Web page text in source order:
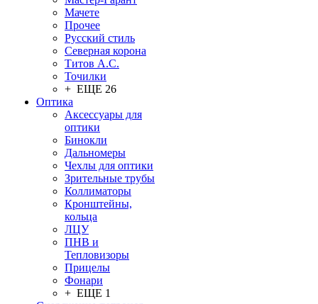
Мачете
Прочее
Русский стиль
Северная корона
Титов А.С.
Точилки
+ ЕЩЕ 26
Оптика
Аксессуары для
оптики
Бинокли
Дальномеры
Чехлы для оптики
Зрительные трубы
Коллиматоры
Кронштейны,
кольца
ЛЦУ
ПНВ и
Тепловизоры
Прицелы
Фонари
+ ЕЩЕ 1